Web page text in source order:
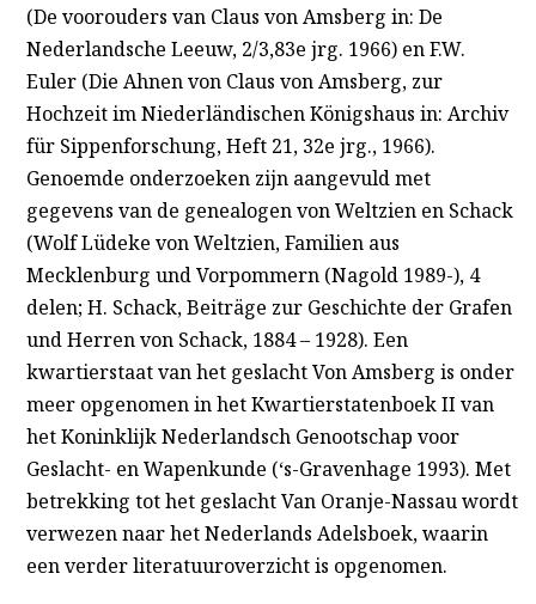
(De voorouders van Claus von Amsberg in: De
Nederlandsche Leeuw, 2/3,83e jrg. 1966) en F.W.
Euler (Die Ahnen von Claus von Amsberg, zur
Hochzeit im Niederländischen Königshaus in: Archiv
für Sippenforschung, Heft 21, 32e jrg., 1966).
Genoemde onderzoeken zijn aangevuld met
gegevens van de genealogen von Weltzien en Schack
(Wolf Lüdeke von Weltzien, Familien aus
Mecklenburg und Vorpommern (Nagold 1989-), 4
delen; H. Schack, Beiträge zur Geschichte der Grafen
und Herren von Schack, 1884 – 1928). Een
kwartierstaat van het geslacht Von Amsberg is onder
meer opgenomen in het Kwartierstatenboek II van
het Koninklijk Nederlandsch Genootschap voor
Geslacht- en Wapenkunde (‘s-Gravenhage 1993). Met
betrekking tot het geslacht Van Oranje-Nassau wordt
verwezen naar het Nederlands Adelsboek, waarin
een verder literatuuroverzicht is opgenomen.